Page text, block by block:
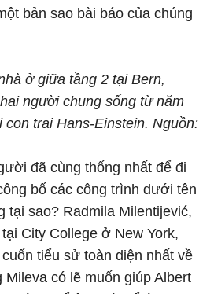
bản sao bài báo của chúng
ở giữa tầng 2 tại Bern,
người chung sống từ năm
con trai Hans-Einstein. Nguồn:
đã cùng thống nhất để đi
bố các công trình dưới tên
tại sao? Radmila Milentijević,
City College ở New York,
tiểu sử toàn diện nhất về
Mileva có lẽ muốn giúp Albert